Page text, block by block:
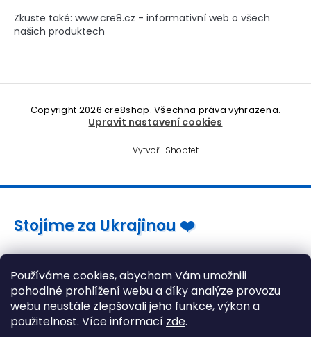
Používáme cookies, abychom Vám umožnili
pohodlné prohlížení webu a díky analýze provozu
webu neustále zlepšovali jeho funkce, výkon a
použitelnost. Více informací zde.
Zkuste také: www.cre8.cz - informativní web o všech
našich produktech
Vytvořil Shoptet
Copyright 2026cre8shop. Všechna práva vyhrazena.
Upravit nastavení cookies
Stojíme za Ukrajinou ❤️
Jak a čím pomoci »